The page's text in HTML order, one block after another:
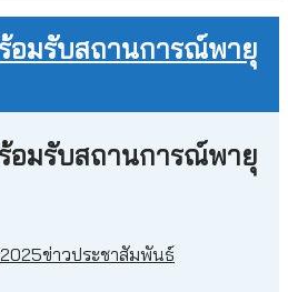
อมรับสถานการณ์พายุ
อมรับสถานการณ์พายุ
ข่าวประชาสัมพันธ์